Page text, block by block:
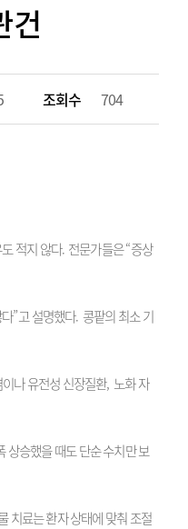
건
조회수 704
적지 않다. 전문가들은“증상
”고 설명했다. 콩팥의 최소 기
나 유전성 신장질환, 노화 자
상승했을 때도 단순 수치만 보
치료는 환자 상태에 맞춰 조절